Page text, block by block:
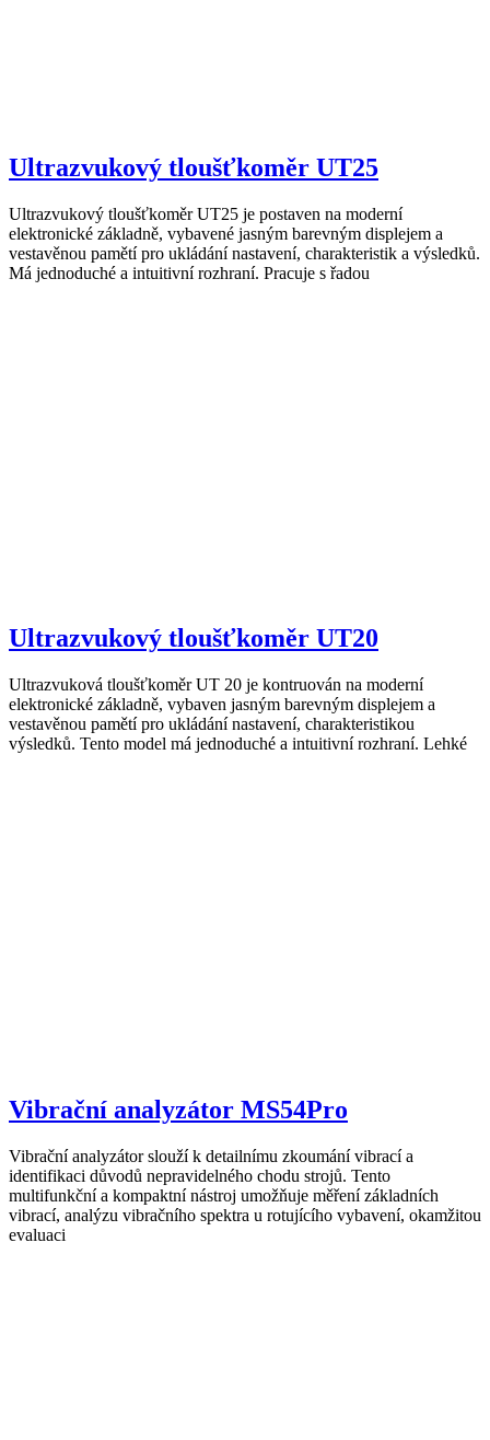
Ultrazvukový tloušťkoměr UT25
Ultrazvukový tloušťkoměr UT25 je postaven na moderní
elektronické základně, vybavené jasným barevným displejem a
vestavěnou pamětí pro ukládání nastavení, charakteristik a výsledků.
Má jednoduché a intuitivní rozhraní. Pracuje s řadou
Ultrazvukový tloušťkoměr UT20
Ultrazvuková tloušťkoměr UT 20 je kontruován na moderní
elektronické základně, vybaven jasným barevným displejem a
vestavěnou pamětí pro ukládání nastavení, charakteristikou
výsledků. Tento model má jednoduché a intuitivní rozhraní. Lehké
Vibrační analyzátor MS54Pro
Vibrační analyzátor slouží k detailnímu zkoumání vibrací a
identifikaci důvodů nepravidelného chodu strojů. Tento
multifunkční a kompaktní nástroj umožňuje měření základních
vibrací, analýzu vibračního spektra u rotujícího vybavení, okamžitou
evaluaci